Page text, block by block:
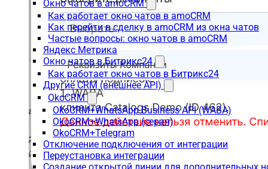
Окно чатов в amoCRM
Как работает окно чатов в amoCRM
Как перейти в сделку в amoCRM из окна чатов
Частые вопросы: окно чатов в amoCRM
Яндекс Метрика
Окно чатов в Битрикс24
Как работает окно чатов в Битрикс24
Другие CRM (внешнее API)
OkoCRM
OkoCRM+WhatsApp Business API (WABA)
OkoCRM+WhatsApp (серая)
OkoCRM+Telegram
Отключение подключения от интеграции
Переустановка интеграции